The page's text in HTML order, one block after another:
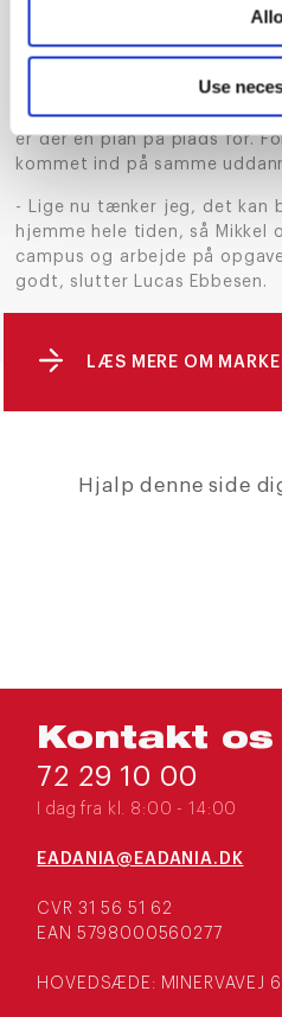
Use
aflevering, så det sidste var
trykkede send på opgaven,
Nu er sommerferien ved at
sig til at starte på nyt studie
er der en plan på plads for.
kommet ind på samme
- Lige nu tænker jeg, det kan
hjemme hele tiden, så Mikkel
campus og arbejde på
godt, slutter Lucas Ebbesen.
LÆS MERE OM
Hjalp denne side
Kontakt os
72 29 10 00
I dag fra kl. 8:00 - 14:00
EADANIA@EADANIA.DK
CVR 31 56 51 62
EAN 5798000560277
HOVEDSÆDE: MINERVAVEJ